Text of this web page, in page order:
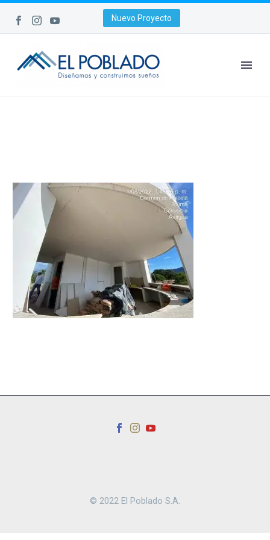
Nuevo Proyecto
© 2022 El Poblado S.A.